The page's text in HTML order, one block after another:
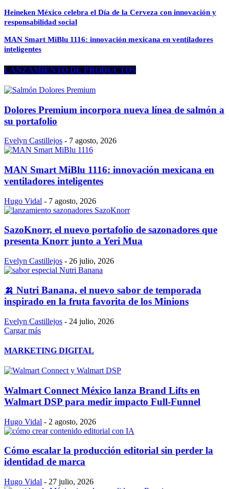
Heineken México celebra el Día de la Cerveza con innovación y
responsabilidad social
MAN Smart MiBlu 1116: innovación mexicana en ventiladores
inteligentes
LANZAMIENTO DE PRODUCTOS
Dolores Premium incorpora nueva línea de salmón a
su portafolio
Evelyn Castillejos - 7 agosto, 2026
MAN Smart MiBlu 1116: innovación mexicana en
ventiladores inteligentes
Hugo Vidal - 7 agosto, 2026
SazoKnorr, el nuevo portafolio de sazonadores que
presenta Knorr junto a Yeri Mua
Evelyn Castillejos - 26 julio, 2026
🍌 Nutri Banana, el nuevo sabor de temporada
inspirado en la fruta favorita de los Minions
Evelyn Castillejos - 24 julio, 2026
Cargar más
MARKETING DIGITAL
Walmart Connect México lanza Brand Lifts en
Walmart DSP para medir impacto Full-Funnel
Hugo Vidal - 2 agosto, 2026
Cómo escalar la producción editorial sin perder la
identidad de marca
Hugo Vidal - 27 julio, 2026